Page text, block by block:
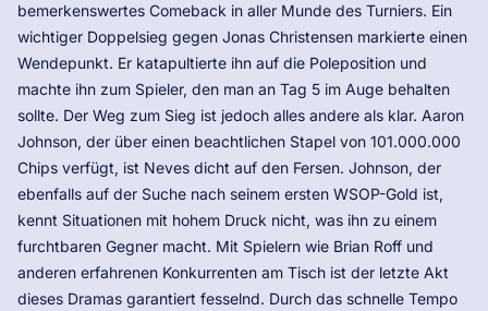
bemerkenswertes Comeback in aller Munde des Turniers. Ein
wichtiger Doppelsieg gegen Jonas Christensen markierte einen
Wendepunkt. Er katapultierte ihn auf die Poleposition und
machte ihn zum Spieler, den man an Tag 5 im Auge behalten
sollte. Der Weg zum Sieg ist jedoch alles andere als klar. Aaron
Johnson, der über einen beachtlichen Stapel von 101.000.000
Chips verfügt, ist Neves dicht auf den Fersen. Johnson, der
ebenfalls auf der Suche nach seinem ersten WSOP-Gold ist,
kennt Situationen mit hohem Druck nicht, was ihn zu einem
furchtbaren Gegner macht. Mit Spielern wie Brian Roff und
anderen erfahrenen Konkurrenten am Tisch ist der letzte Akt
dieses Dramas garantiert fesselnd. Durch das schnelle Tempo